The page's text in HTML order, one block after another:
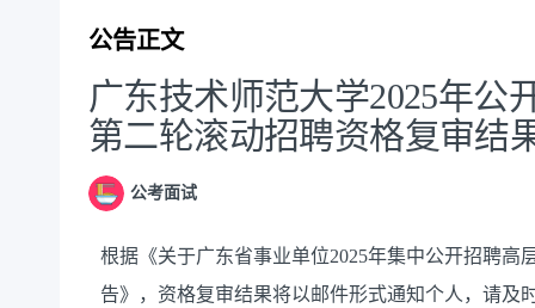
公告正文
广东技术师范大学2025年公
第二轮滚动招聘资格复审结
公考面试
根据《关于广东省事业单位2025年集中公开招聘
告》，资格复审结果将以邮件形式通知个人，请及